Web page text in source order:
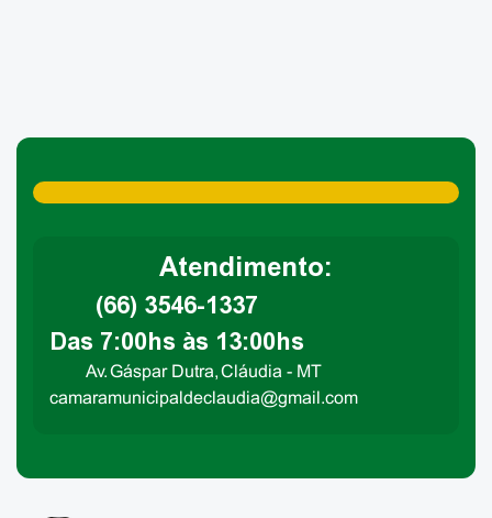
Atendimento:
(66) 3546-1337
Das 7:00hs às 13:00hs
Av. Gáspar Dutra, Cláudia - MT
camaramunicipaldeclaudia@gmail.com